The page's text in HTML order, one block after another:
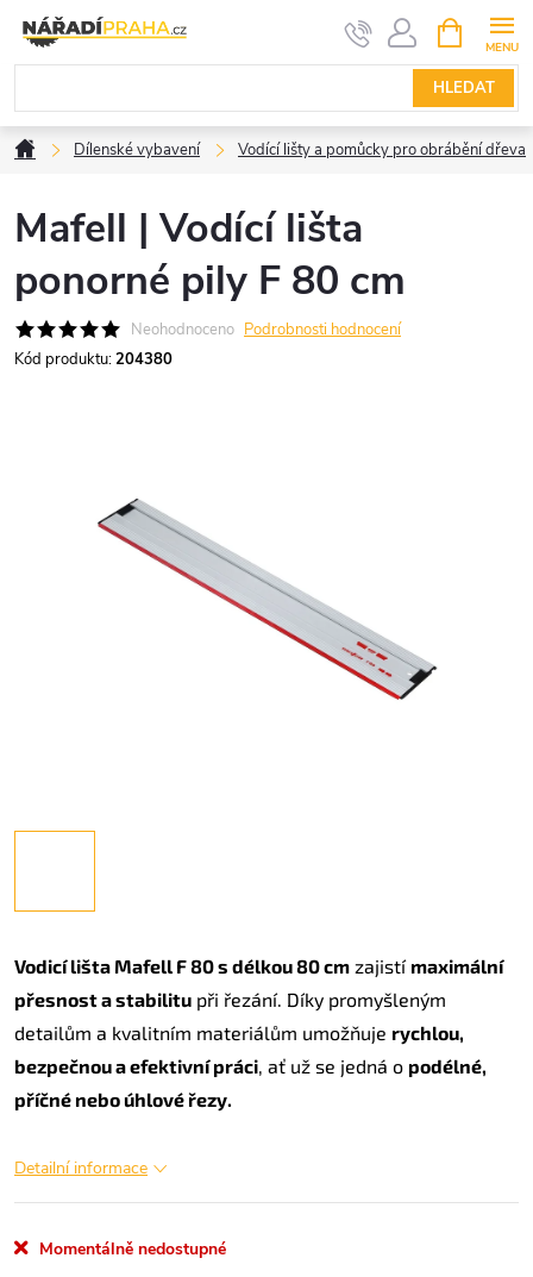
obsah
HLEDAT
NÁKUPNÍ
KOŠÍK
DomůDílenské vybavení Vodící lišty a pomůcky pro obrábění dřeva
Mafell | Vodící lišta
ponorné pily F 80 cm
Neohodnoceno Podrobnosti hodnocení
Kód produktu:204380
Vodicí lišta Mafell F 80 s délkou 80 cm zajistí maximální
přesnost a stabilitu při řezání. Díky promyšleným
detailům a kvalitním materiálům umožňuje rychlou,
bezpečnou a efektivní práci, ať už se jedná o podélné,
příčné nebo úhlové řezy.
Detailní informace
Momentálně nedostupné